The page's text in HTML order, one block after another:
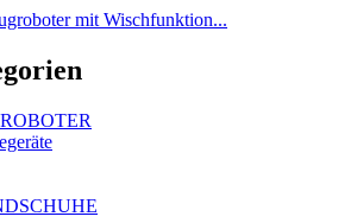
mit Wischfunktion...